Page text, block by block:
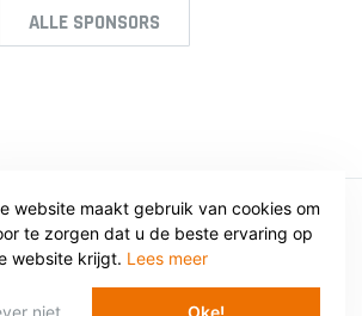
website maakt gebruik van cookies om
te zorgen dat u de beste ervaring op
website krijgt. Lees meer
niet Oke!
ALLE SPONSORS
SV VOORWAARTS TWELLO